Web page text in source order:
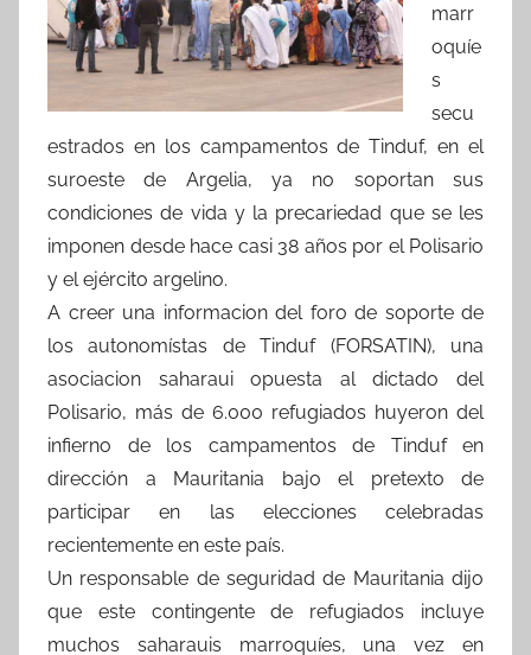
marr
oquíe
s
secu
estrados en los campamentos de Tinduf, en el
suroeste de Argelia, ya no soportan sus
condiciones de vida y la precariedad que se les
imponen desde hace casi 38 años por el Polisario
y el ejército argelino.
A creer una informacion del foro de soporte de
los autonomístas de Tinduf (FORSATIN), una
asociacion saharaui opuesta al dictado del
Polisario, más de 6.000 refugiados huyeron del
infierno de los campamentos de Tinduf en
dirección a Mauritania bajo el pretexto de
participar en las elecciones celebradas
recientemente en este país.
Un responsable de seguridad de Mauritania dijo
que este contingente de refugiados incluye
muchos saharauis marroquíes, una vez en